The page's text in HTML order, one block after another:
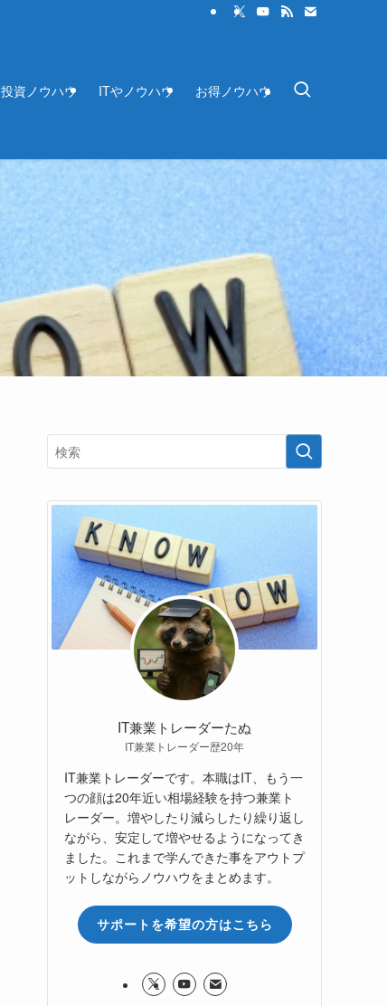
投資ノウハウ ITやノウハウ お得ノウハウ
IT兼業トレーダーたぬ
IT兼業トレーダー歴20年
IT兼業トレーダーです。本職はIT、もう一
つの顔は20年近い相場経験を持つ兼業ト
レーダー。増やしたり減らしたり繰り返し
ながら、安定して増やせるようになってき
ました。これまで学んできた事をアウトプ
ットしながらノウハウをまとめます。
サポートを希望の方はこちら